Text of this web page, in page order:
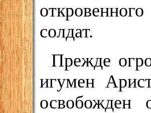
солдат.
Прежде
игумен
освобожден